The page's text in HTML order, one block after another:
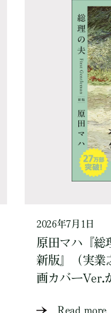
2026年7月1日
原田マハ『
新版』（実業
画カバーVer.
Read more